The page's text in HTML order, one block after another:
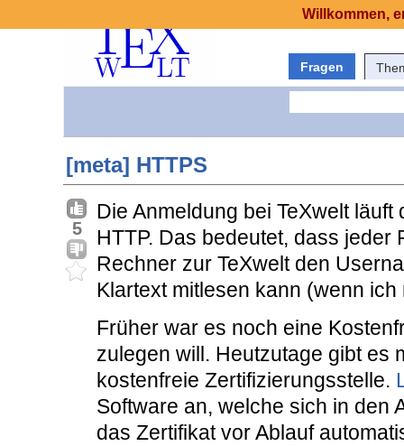
Fragen
[meta] HTTPS
5
Die Anmeldung bei TeXwelt
HTTP. Das bedeutet, dass jeder
Rechner zur TeXwelt den
Klartext mitlesen kann (wenn
Früher war es noch eine
zulegen will. Heutzutage gibt es
kostenfreie Zertifizierungsstelle.
Software an, welche sich in den
das Zertifikat vor Ablauf
Willkommen,